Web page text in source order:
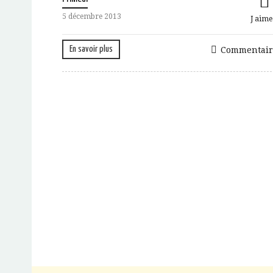
5 décembre 2013 J
En savoir plus